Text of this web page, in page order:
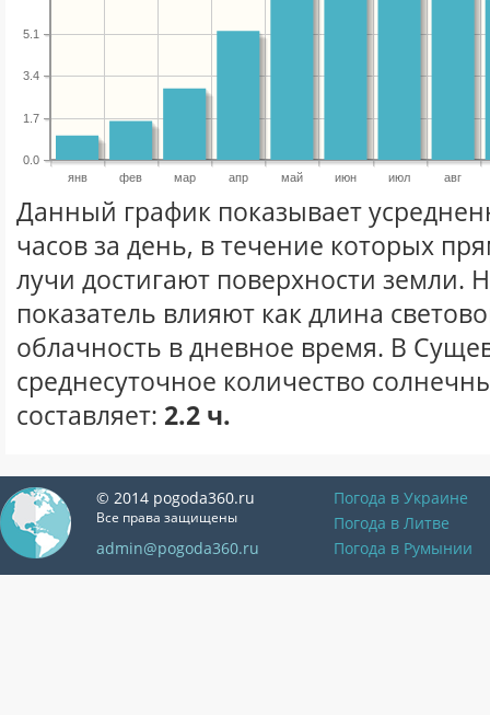
янв фев мар апр май июн июл авг
0.0
1.7
3.4
5.1
Данный график показывает
часов за день, в течение которых
лучи достигают поверхности земли.
показатель влияют как длина
облачность в дневное время. В
среднесуточное количество
составляет: 2.2 ч.
© 2014 pogoda360.ru
Все права защищены
admin@pogoda360.ru
Погода в Украине
Погода в Литве
Погода в Румынии